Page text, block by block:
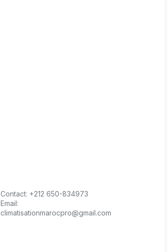
Contact: +212 650-834973
Email:
climatisationmarocpro@gmail.com